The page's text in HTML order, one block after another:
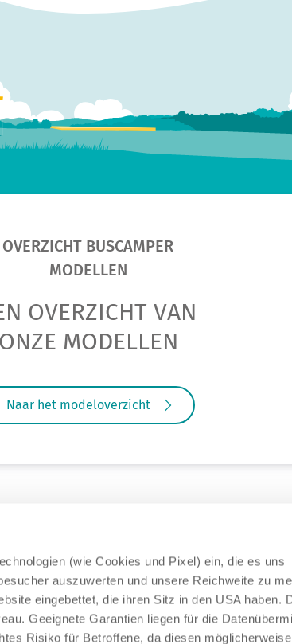
(wie Cookies und Pixel) ein, die es uns
auszuwerten und unsere Reichweite zu
eingebettet, die ihren Sitz in den USA haben.
Geeignete Garantien liegen für die
Risiko für Betroffene, da diesen
OVERZICHT BUSCAMPER
MODELLEN
OVERZICHT VAN
ONZE MODELLEN
Naar het modeloverzicht